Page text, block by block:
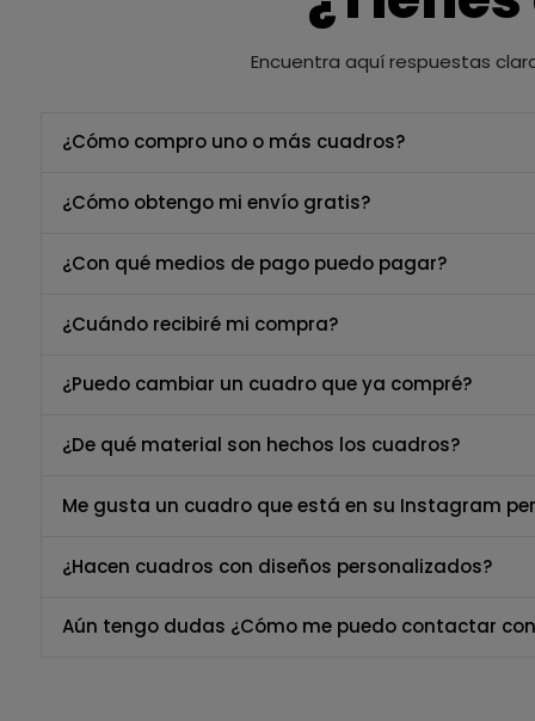
Encuentra aquí respuestas
¿Cómo compro uno o más cuadros?
¿Cómo obtengo mi envío gratis?
¿Con qué medios de pago puedo pagar?
¿Cuándo recibiré mi compra?
¿Puedo cambiar un cuadro que ya compré?
¿De qué material son hechos los cuadros?
Me gusta un cuadro que está en su Instagram
¿Hacen cuadros con diseños personalizados?
Aún tengo dudas ¿Cómo me puedo contactar